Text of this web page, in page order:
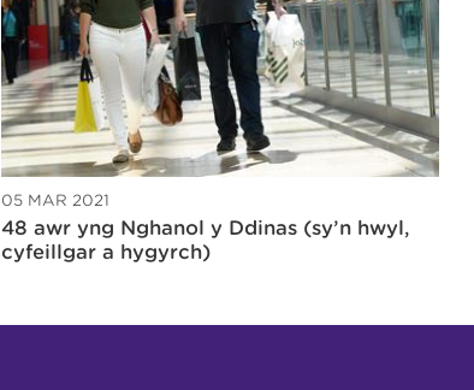
05 MAR 2021
48 awr yng Nghanol y Ddinas (sy’n hwyl,
cyfeillgar a hygyrch)